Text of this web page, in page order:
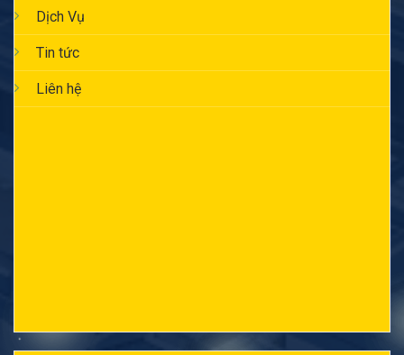
Dịch Vụ
Tin tức
Liên hệ